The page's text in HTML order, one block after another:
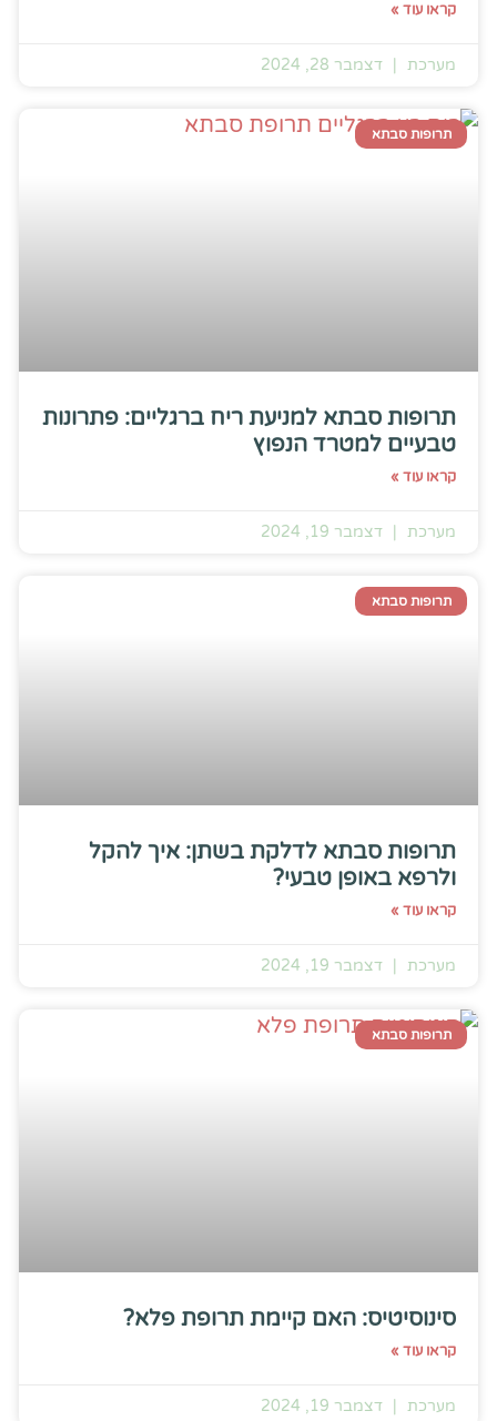
קראו עוד »
מערכת דצמבר 28, 2024
תרופות סבתא
תרופות סבתא למניעת ריח ברגליים: פתרונות
טבעיים למטרד הנפוץ
קראו עוד »
מערכת דצמבר 19, 2024
תרופות סבתא
תרופות סבתא לדלקת בשתן: איך להקל
ולרפא באופן טבעי?
קראו עוד »
מערכת דצמבר 19, 2024
תרופות סבתא
סינוסיטיס: האם קיימת תרופת פלא?
קראו עוד »
מערכת דצמבר 19, 2024